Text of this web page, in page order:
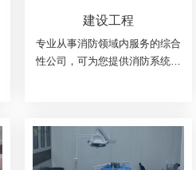
建设工程
专业从事消防领域内服务的综合
性公司，可为您提供消防系统咨
位，致力于在消防工程...